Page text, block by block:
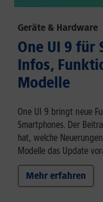
Geräte & Hardware
One UI 9 für
Infos,
Modelle
One UI 9 bringt neue
Smartphones. Der
hat, welche
Modelle das Update
Mehr erfahren